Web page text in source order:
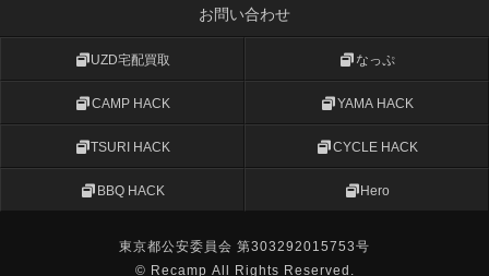
お問い合わせ
UZD宅配買取 なっぷ
CAMP HACK YAMA HACK
TSURI HACK CYCLE HACK
BBQ HACK Hero
東京都公安委員会 第303292015753号
© Recamp All Rights Reserved.